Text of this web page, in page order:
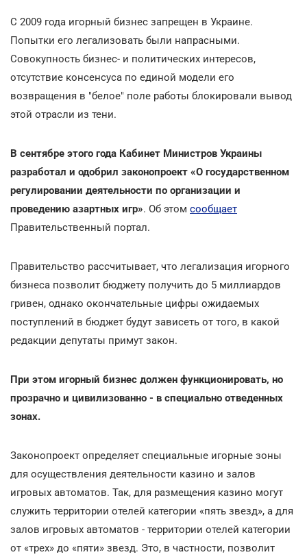
С 2009 года игорный бизнес запрещен в Украине.
Попытки его легализовать были напрасными.
Совокупность бизнес- и политических интересов,
отсутствие консенсуса по единой модели его
возвращения в "белое" поле работы блокировали вывод
этой отрасли из тени.
В сентябре этого года Кабинет Министров Украины
разработал и одобрил законопроект «О государственном
регулировании деятельности по организации и
проведению азартных игр». Об этом сообщает
Правительственный портал.
Правительство рассчитывает, что легализация игорного
бизнеса позволит бюджету получить до 5 миллиардов
гривен, однако окончательные цифры ожидаемых
поступлений в бюджет будут зависеть от того, в какой
редакции депутаты примут закон.
При этом игорный бизнес должен функционировать, но
прозрачно и цивилизованно - в специально отведенных
зонах.
Законопроект определяет специальные игорные зоны
для осуществления деятельности казино и залов
игровых автоматов. Так, для размещения казино могут
служить территории отелей категории «пять звезд», а для
залов игровых автоматов - территории отелей категории
от «трех» до «пяти» звезд. Это, в частности, позволит